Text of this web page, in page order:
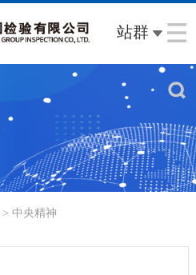
站群
> 中央精神